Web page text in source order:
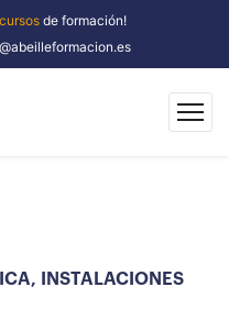
de formación!
,
INSTALACIONES